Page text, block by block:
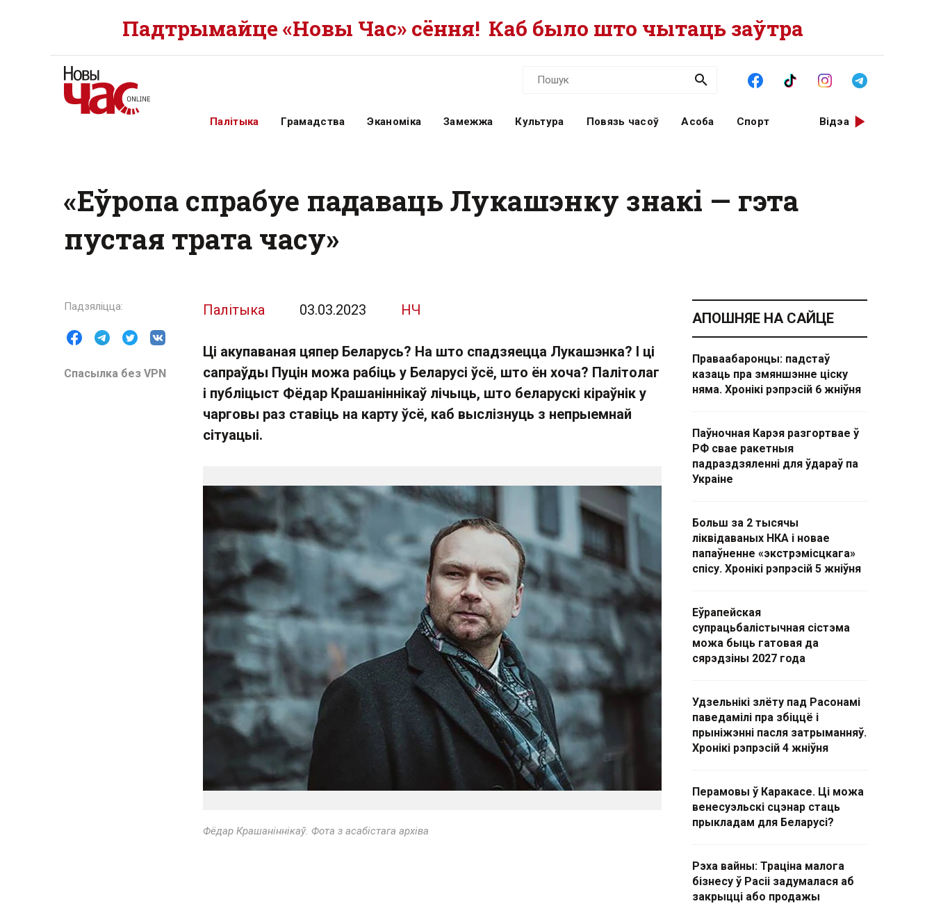
Падтрымайце «Новы Час» сёння! Каб было што чытаць заўтра
Палітыка Грамадства Эканоміка Замежжа Культура Повязь часоў Асоба Спорт Відэа
«Еўропа спрабуе падаваць Лукашэнку знакі — гэта
пустая трата часу»
Спасылка без VPN
Палітыка 03.03.2023 НЧ
Ці акупаваная цяпер Беларусь? На што спадзяецца Лукашэнка? І ці
сапраўды Пуцін можа рабіць у Беларусі ўсё, што ён хоча? Палітолаг
і публіцыст Фёдар Крашаніннікаў лічыць, што беларускі кіраўнік у
чарговы раз ставіць на карту ўсё, каб выслізнуць з непрыемнай
сітуацыі.
Фёдар Крашаніннікаў. Фота з асабістага архіва
АПОШНЯЕ НА САЙЦЕ
Праваабаронцы: падстаў
казаць пра змяншэнне ціску
няма. Хронікі рэпрэсій 6 жніўня
Паўночная Карэя разгортвае ў
РФ свае ракетныя
падраздзяленні для ўдараў па
Украіне
Больш за 2 тысячы
ліквідаваных НКА і новае
папаўненне «экстрэмісцкага»
спісу. Хронікі рэпрэсій 5 жніўня
Еўрапейская
супрацьбалістычная сістэма
можа быць гатовая да
сярэдзіны 2027 года
Удзельнікі злёту пад Расонамі
паведамілі пра збіццё і
прыніжэнні пасля затрыманняў.
Хронікі рэпрэсій 4 жніўня
Перамовы ў Каракасе. Ці можа
венесуэльскі сцэнар стаць
прыкладам для Беларусі?
Рэха вайны: Траціна малога
бізнесу ў Расіі задумалася аб
закрыцці або продажы